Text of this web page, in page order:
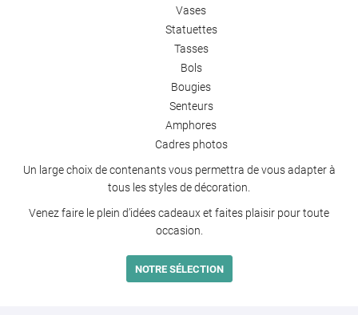
Vases
Statuettes
Tasses
Bols
Bougies
Senteurs
Amphores
Cadres photos
Un large choix de contenants vous permettra de vous adapter à
tous les styles de décoration.
Venez faire le plein d’idées cadeaux et faites plaisir pour toute
occasion.
NOTRE SÉLECTION